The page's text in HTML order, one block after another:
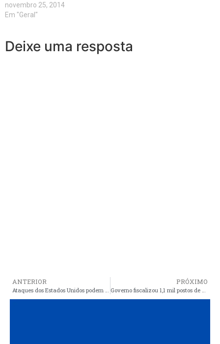
novembro 25, 2014
Em "Geral"
Deixe uma resposta
ANTERIOR PRÓXIMO